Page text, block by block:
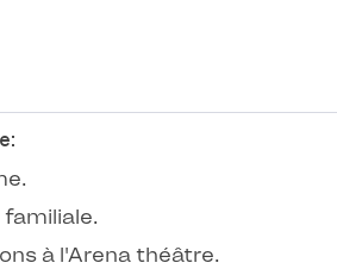
à l'Arena théâtre.